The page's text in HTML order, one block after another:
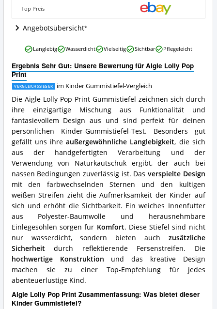
dieser
Kinder
Gummistiefel
Top Preis
Angebotsübersicht
Ergebnis Sehr Gut: Unsere Bewertung für Aigle Lolly Pop
Print
VERGLEICHSSIEGER im Kinder Gummistiefel-Vergleich
Die Aigle Lolly Pop Print Gummistiefel zeichnen sich durch
ihre einzigartige Mischung aus Funktionalität und
fantasievollem Design aus und sind perfekt für deinen
persönlichen Kinder-Gummistiefel-Test. Besonders gut
gefällt uns ihreaußergewöhnliche Langlebigkeit, die sich
aus der handgefertigten Verarbeitung und der
Verwendung von Naturkautschuk ergibt, der auch bei
nassen Bedingungen zuverlässig ist. Dasverspielte Design
mit den farbwechselnden Sternen und den kultigen
weißen Streifen zieht die Aufmerksamkeit der Kinder auf
sich und erhöht die Sichtbarkeit. Ein weiches Innenfutter
aus Polyester-Baumwolle und herausnehmbare
Einlegesohlen sorgen für Komfort. Diese Stiefel sind nicht
nur wasserdicht, sondern bieten auch zusätzliche
Sicherheitdurch reflektierende Fersenstreifen. Die
hochwertige Konstruktion und das kreative Design
machen sie zu einer Top-Empfehlung für jedes
abenteuerlustige Kind.
Aigle Lolly Pop Print Zusammenfassung: Was bietet dieser
Kinder Gummistiefel?
Aigle
Pop
Print
Vorteile:
Was
spricht
für
diesen
Kinder
Gummistiefel?
Langlebig Wasserdicht Vielseitig Sichtbar Pflegeleicht